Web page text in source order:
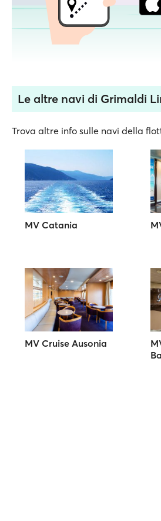
Le altre navi di Grimaldi
Trova altre info sulle navi della
MV Catania
MV Cruise Ausonia